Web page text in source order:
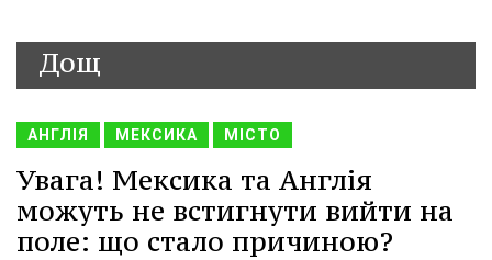
Дощ
АНГЛІЯ МЕКСИКА МІСТО
Увага! Мексика та Англія
можуть не встигнути вийти на
поле: що стало причиною?